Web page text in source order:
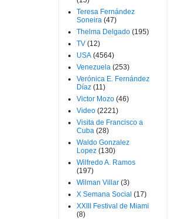
Teresa Fernández
Soneira (47)
Thelma Delgado (195)
TV (12)
USA (4564)
Venezuela (253)
Verónica E. Fernández
Díaz (11)
Victor Mozo (46)
Video (2221)
Visita de Francisco a
Cuba (28)
Waldo Gonzalez
Lopez (130)
Wilfredo A. Ramos
(197)
Wilman Villar (3)
X Semana Social (17)
XXIII Festival de Miami
(8)